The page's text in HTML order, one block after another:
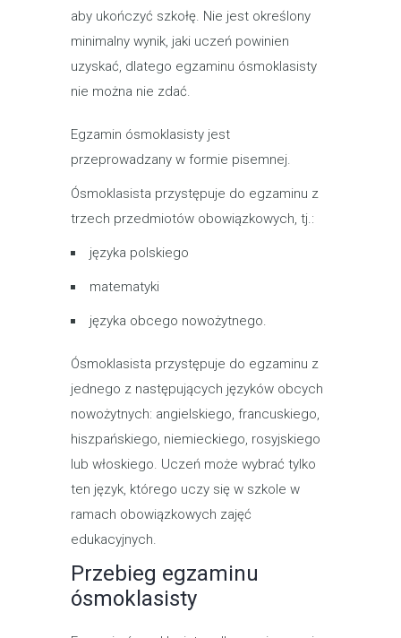
aby ukończyć szkołę. Nie jest określony
minimalny wynik, jaki uczeń powinien
uzyskać, dlatego egzaminu ósmoklasisty
nie można nie zdać.
Egzamin ósmoklasisty jest
przeprowadzany w formie pisemnej.
Ósmoklasista przystępuje do egzaminu z
trzech przedmiotów obowiązkowych, tj.:
języka polskiego
matematyki
języka obcego nowożytnego.
Ósmoklasista przystępuje do egzaminu z
jednego z następujących języków obcych
nowożytnych: angielskiego, francuskiego,
hiszpańskiego, niemieckiego, rosyjskiego
lub włoskiego. Uczeń może wybrać tylko
ten język, którego uczy się w szkole w
ramach obowiązkowych zajęć
edukacyjnych.
Przebieg egzaminu
ósmoklasisty